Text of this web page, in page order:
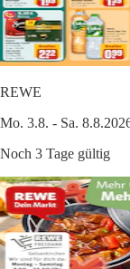
REWE
Mo. 3.8. - Sa.
Noch 3 Tage gültig